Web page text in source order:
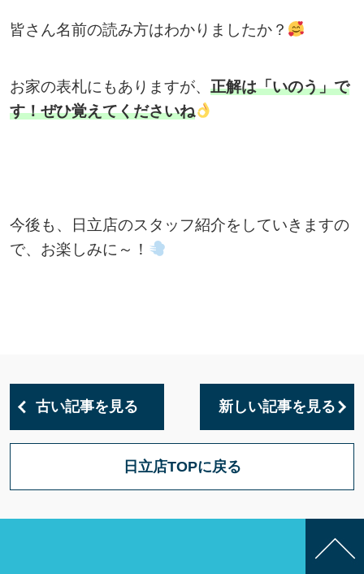
皆さん名前の読み方はわかりましたか？
お家の表札にもありますが、 正解は「いのう」で
す！ぜひ覚えてくださいね
今後も、日立店のスタッフ紹介をしていきますの
で、お楽しみに～！
古い記事を見る 新しい記事を見る
日立店TOPに戻る